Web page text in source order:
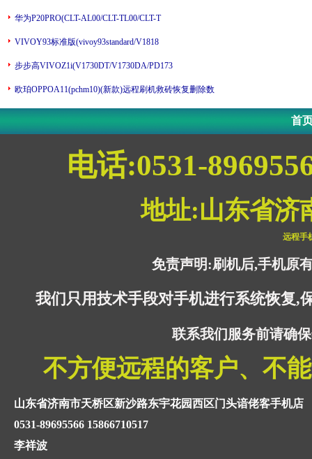
华为P20PRO(CLT-AL00/CLT-TL00/CLT-T
VIVOY93标准版(vivoy93standard/V1818
步步高VIVOZ1i(V1730DT/V1730DA/PD173
欧珀OPPOA11(pchm10)(新款)远程刷机救砖恢复删除数
首
电话:0531-
地址:山东省济
远程手
免责声明:刷机后,手机原
我们只用技术手段对手机进行系统恢复,
联系我们服务前请确
不方便远程的客户、不
山东省济南市天桥区新沙路东宇花园西区门头谙佬客手机店
0531-89695566 15866710517
李祥波